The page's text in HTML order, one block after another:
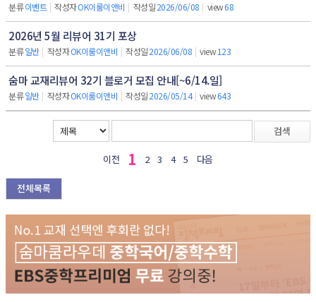
분류이벤트 | 작성자OK이룸이앤비 | 작성일2026/06/08 | view68
2026년 5월 리뷰어 31기 포상
분류일반 | 작성자OK이룸이앤비 | 작성일2026/06/08 | view123
숨마 교재리뷰어 32기 블로거 모집 안내[~6/14.일]
분류일반 | 작성자OK이룸이앤비 | 작성일2026/05/14 | view643
검색
이전 1 2 3 4 5 다음
전체목록